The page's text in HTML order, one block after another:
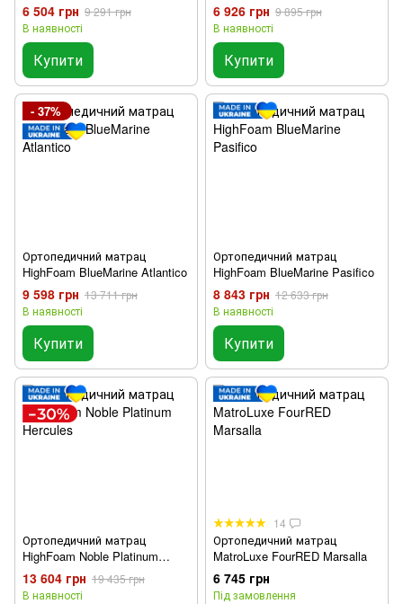
6 504 грн 9 291 грн
В наявності
Купити
6 926 грн 9 895 грн
В наявності
Купити
- 37%
Ортопедичний матрац
HighFoam BlueMarine Atlantico
9 598 грн 13 711 грн
В наявності
Купити
Ортопедичний матрац
HighFoam BlueMarine Pasifico
8 843 грн 12 633 грн
В наявності
Купити
Ортопедичний матрац
HighFoam Noble Platinum
Hercules
13 604 грн 19 435 грн
В наявності
14
Ортопедичний матрац
MatroLuxe FourRED Marsalla
6 745 грн
Під замовлення